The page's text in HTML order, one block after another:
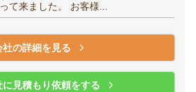
て来ました。 お客様...
社の詳細を見る
に見積もり依頼をする